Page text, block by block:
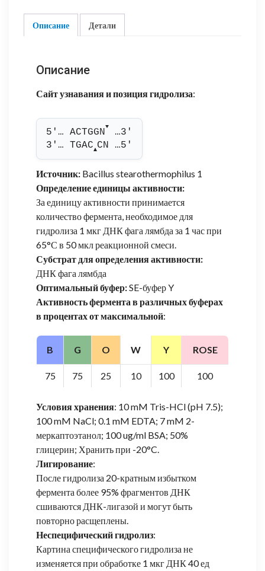
Описание Детали
Описание
Сайт узнавания и позиция гидролиза:
5'… ACTGGN
▼
…3'
3'… TGAC▲CN …5'
Источник: Bacillus stearothermophilus 1
Определение единицы активности:
За единицу активности принимается
количество фермента, необходимое для
гидролиза 1 мкг ДНК фага лямбда за 1 час при
65°С в 50 мкл реакционной смеси.
Субстрат для определения активности:
ДНК фага лямбда
Оптимальный буфер:SE-буфер Y
Активность фермента в различных буферах
в процентах от максимальной:
B G O W Y ROSE
75 75 25 10 100 100
Условия хранения: 10 mM Tris-HCl (pH 7.5);
100 mM NaCl; 0.1 mM EDTA; 7 mM 2-
меркаптоэтанол; 100 ug/ml BSA; 50%
глицерин; Хранить при -20°C.
Лигирование:
После гидролиза 20-кратным избытком
фермента более 95% фрагментов ДНК
сшиваются ДНК-лигазой и могут быть
повторно расщеплены.
Неспецифический гидролиз:
Картина специфического гидролиза не
изменяется при обработке 1 мкг ДНК 40 ед